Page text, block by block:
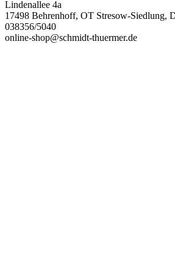
Lindenallee 4a
17498 Behrenhoff, OT Stresow-Siedlung,
038356/5040
online-shop@schmidt-thuermer.de